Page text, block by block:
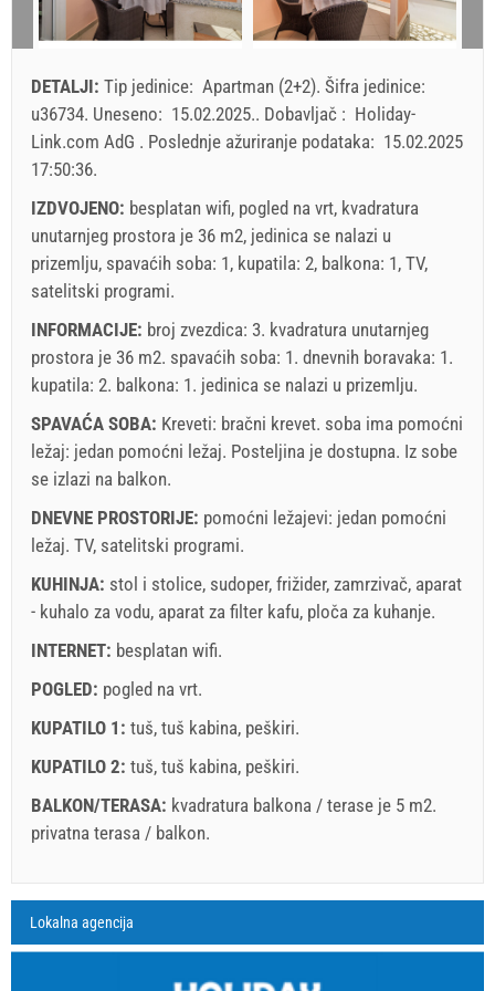
dolazak
Svaki dan Svaki dan Svaki dan
Ponude:
Holiday-Link plaća: 13.09.2025. - 31.12.2026. / - 10 %
Obavezno:
za_person), Prijava gostiju (01.01 - 30.06. / 01.09. - 31.12.):
5 EUR (once - za_person)
16
18 19 20 21
22
30
31
Uveti i odredbe dobavljača
Rezervirajte i čekajte na potvrdu
upišite ih ispod i kliknite ˝Pošalji upit˝.
Pošalji upit
DETALJI: Tip jedinice: Apartman (2+2). Šifra jedinice:
u36734. Uneseno: 15.02.2025.. Dobavljač : Holiday-
Link.com AdG . Poslednje ažuriranje podataka: 15.02.2025
17:50:36.
IZDVOJENO: besplatan wifi, pogled na vrt, kvadratura
unutarnjeg prostora je 36 m2, jedinica se nalazi u
prizemlju, spavaćih soba: 1, kupatila: 2, balkona: 1, TV,
satelitski programi.
INFORMACIJE: broj zvezdica: 3. kvadratura unutarnjeg
prostora je 36 m2. spavaćih soba: 1. dnevnih boravaka: 1.
kupatila: 2. balkona: 1. jedinica se nalazi u prizemlju.
SPAVAĆA SOBA: Kreveti: bračni krevet. soba ima pomoćni
ležaj: jedan pomoćni ležaj. Posteljina je dostupna. Iz sobe
se izlazi na balkon.
DNEVNE PROSTORIJE: pomoćni ležajevi: jedan pomoćni
ležaj. TV, satelitski programi.
KUHINJA: stol i stolice, sudoper, frižider, zamrzivač, aparat
- kuhalo za vodu, aparat za filter kafu, ploča za kuhanje.
INTERNET: besplatan wifi.
POGLED: pogled na vrt.
KUPATILO 1: tuš, tuš kabina, peškiri.
KUPATILO 2: tuš, tuš kabina, peškiri.
BALKON/TERASA: kvadratura balkona / terase je 5 m2.
privatna terasa / balkon.
A2 Apartment (2+2) : Prices 2026 EUR
09.08.2026.
21.08.2026.
22.08.2026.
04.09.2026.
05.09.2026.
Legenda: termini s red pozadinom su rezervirani
august 2026
Polja označena s zvedicom (*) su obavezna!
Lokalna agencija